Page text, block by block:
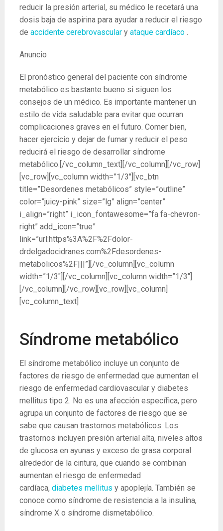
reducir la presión arterial, su médico le recetará una
dosis baja de aspirina para ayudar a reducir el riesgo
de accidente cerebrovasculary ataque cardíaco.
Anuncio
El pronóstico general del paciente con síndrome
metabólico es bastante bueno si siguen los
consejos de un médico. Es importante mantener un
estilo de vida saludable para evitar que ocurran
complicaciones graves en el futuro. Comer bien,
hacer ejercicio y dejar de fumar y reducir el peso
reducirá el riesgo de desarrollar síndrome
metabólico.[/vc_column_text][/vc_column][/vc_row]
[vc_row][vc_column width=”1/3″][vc_btn
title=”Desordenes metabólicos” style=”outline”
color=”juicy-pink” size=”lg” align=”center”
i_align=”right” i_icon_fontawesome=”fa fa-chevron-
right” add_icon=”true”
link=”url:https%3A%2F%2Fdolor-
drdelgadocidranes.com%2Fdesordenes-
metabolicos%2F|||”][/vc_column][vc_column
width=”1/3″][/vc_column][vc_column width=”1/3″]
[/vc_column][/vc_row][vc_row][vc_column]
[vc_column_text]
Síndrome metabólico
El síndrome metabólico incluye un conjunto de
factores de riesgo de enfermedad que aumentan el
riesgo de enfermedad cardiovascular y diabetes
mellitus tipo 2. No es una afección específica, pero
agrupa un conjunto de factores de riesgo que se
sabe que causan trastornos metabólicos. Los
trastornos incluyen presión arterial alta, niveles altos
de glucosa en ayunas y exceso de grasa corporal
alrededor de la cintura, que cuando se combinan
aumentan el riesgo de enfermedad
cardíaca, diabetes mellitus y apoplejía. También se
conoce como síndrome de resistencia a la insulina,
síndrome X o síndrome dismetabólico.